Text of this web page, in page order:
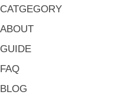
CATGEGORY
ABOUT
GUIDE
FAQ
BLOG
マグ & カップ Mugs &